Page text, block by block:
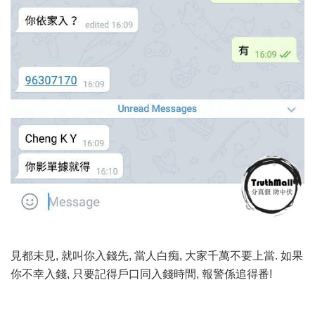
見都未見, 就叫你入錢先, 當人白痴, 大家千萬不要上當. 如果
你不幸入錢, 只要記得戶口同入錢時間, 報警係追得番!